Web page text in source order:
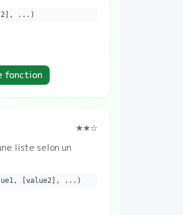
...)
fonction
★★☆
liste selon un
[value2], ...)